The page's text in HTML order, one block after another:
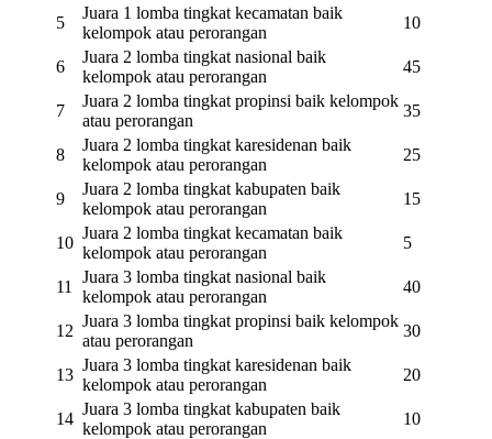
5
Juara 1 lomba tingkat kecamatan baik
kelompok atau perorangan
10
6
Juara 2 lomba tingkat nasional baik
kelompok atau perorangan
45
7
Juara 2 lomba tingkat propinsi baik kelompok
atau perorangan
35
8
Juara 2 lomba tingkat karesidenan baik
kelompok atau perorangan
25
9
Juara 2 lomba tingkat kabupaten baik
kelompok atau perorangan
15
10
Juara 2 lomba tingkat kecamatan baik
kelompok atau perorangan
5
11
Juara 3 lomba tingkat nasional baik
kelompok atau perorangan
40
12
Juara 3 lomba tingkat propinsi baik kelompok
atau perorangan
30
13
Juara 3 lomba tingkat karesidenan baik
kelompok atau perorangan
20
14
Juara 3 lomba tingkat kabupaten baik
kelompok atau perorangan
10